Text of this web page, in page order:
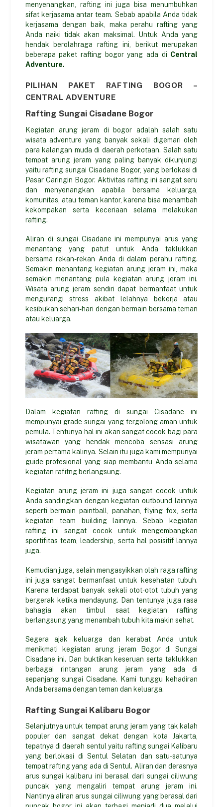
menyenangkan, rafting ini juga bisa menumbuhkan
sifat kerjasama antar team. Sebab apabila Anda tidak
kerjasama dengan baik, maka perahu rafting yang
Anda naiki tidak akan maksimal. Untuk Anda yang
hendak berolahraga rafting ini, berikut merupakan
beberapa paket rafting bogor yang ada di Central
Adventure.
PILIHAN PAKET RAFTING BOGOR –
CENTRAL ADVENTURE
Rafting Sungai Cisadane Bogor
Kegiatan arung jeram di bogor adalah salah satu
wisata adventure yang banyak sekali digemari oleh
para kalangan muda di daerah perkotaan. Salah satu
tempat arung jeram yang paling banyak dikunjungi
yaitu rafting sungai Cisadane Bogor, yang berlokasi di
Pasar Caringin Bogor. Aktivitas rafting ini sangat seru
dan menyenangkan apabila bersama keluarga,
komunitas, atau teman kantor, karena bisa menambah
kekompakan serta keceriaan selama melakukan
rafting.
Aliran di sungai Cisadane ini mempunyai arus yang
menantang yang patut untuk Anda taklukkan
bersama rekan-rekan Anda di dalam perahu rafting.
Semakin menantang kegiatan arung jeram ini, maka
semakin menantang pula kegiatan arung jeram ini.
Wisata arung jeram sendiri dapat bermanfaat untuk
mengurangi stress akibat lelahnya bekerja atau
kesibukan sehari-hari dengan bermain bersama teman
atau keluarga.
Dalam kegiatan rafting di sungai Cisadane ini
mempunyai grade sungai yang tergolong aman untuk
pemula. Tentunya hal ini akan sangat cocok bagi para
wisatawan yang hendak mencoba sensasi arung
jeram pertama kalinya. Selain itu juga kami mempunyai
guide profesional yang siap membantu Anda selama
kegiatan rafitng berlangsung.
Kegiatan arung jeram ini juga sangat cocok untuk
Anda sandingkan dengan kegiatan outbound lainnya
seperti bermain paintball, panahan, flying fox, serta
kegiatan team building lainnya. Sebab kegiatan
rafting ini sangat cocok untuk mengembangkan
sportifitas team, leadership, serta hal posisitif lannya
juga.
Kemudian juga, selain mengasyikkan olah raga rafting
ini juga sangat bermanfaat untuk kesehatan tubuh.
Karena terdapat banyak sekali otot-otot tubuh yang
bergerak ketika mendayung. Dan tentunya juga rasa
bahagia akan timbul saat kegiatan rafting
berlangsung yang menambah tubuh kita makin sehat.
Segera ajak keluarga dan kerabat Anda untuk
menikmati kegiatan arung jeram Bogor di Sungai
Cisadane ini. Dan buktikan keseruan serta taklukkan
berbagai rintangan arung jeram yang ada di
sepanjang sungai Cisadane. Kami tunggu kehadiran
Anda bersama dengan teman dan keluarga.
Rafting Sungai Kalibaru Bogor
Selanjutnya untuk tempat arung jeram yang tak kalah
populer dan sangat dekat dengan kota Jakarta,
tepatnya di daerah sentul yaitu rafting sungai Kalibaru
yang berlokasi di Sentul Selatan dan satu-satunya
tempat rafting yang ada di Sentul. Aliran dan derasnya
arus sungai kalibaru ini berasal dari sungai ciliwung
puncak yang mengaliri tempat arung jeram ini.
Nantinya aliran arus sungai ciliwung yang berasal dari